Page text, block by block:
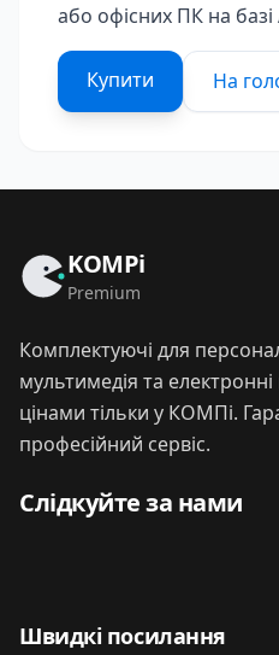
або офісних ПК на базі
Купити На
KOMPi
Premium
Комплектуючі для
мультимедія та
цінами тільки у КОМПі.
професійний сервіс.
Слідкуйте за нами
Швидкі посилання